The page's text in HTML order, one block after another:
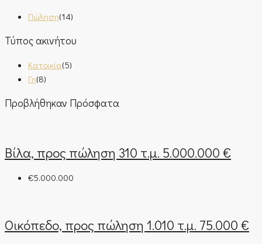
Πώληση(14)
Τύπος ακινήτου
Κατοικία(5)
Γη(8)
Προβλήθηκαν Πρόσφατα
Βίλα, προς πώληση 310 τ.μ. 5.000.000 €
€5.000.000
Οικόπεδο, προς πώληση 1.010 τ.μ. 75.000 €